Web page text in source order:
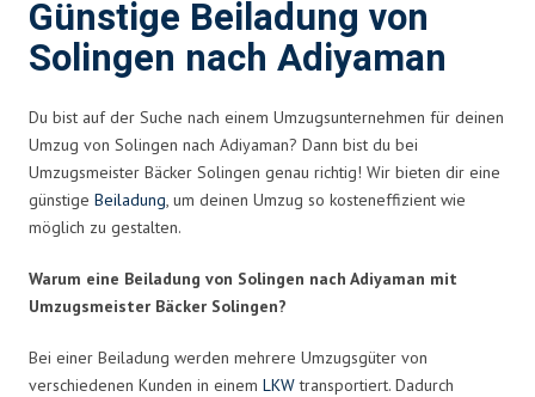
Günstige Beiladung von
Solingen nach Adiyaman
Du bist auf der Suche nach einem Umzugsunternehmen für deinen
Umzug von Solingen nach Adiyaman? Dann bist du bei
Umzugsmeister Bäcker Solingen genau richtig! Wir bieten dir eine
günstige Beiladung, um deinen Umzug so kosteneffizient wie
möglich zu gestalten.
Warum eine Beiladung von Solingen nach Adiyaman mit
Umzugsmeister Bäcker Solingen?
Bei einer Beiladung werden mehrere Umzugsgüter von
verschiedenen Kunden in einem LKWtransportiert. Dadurch